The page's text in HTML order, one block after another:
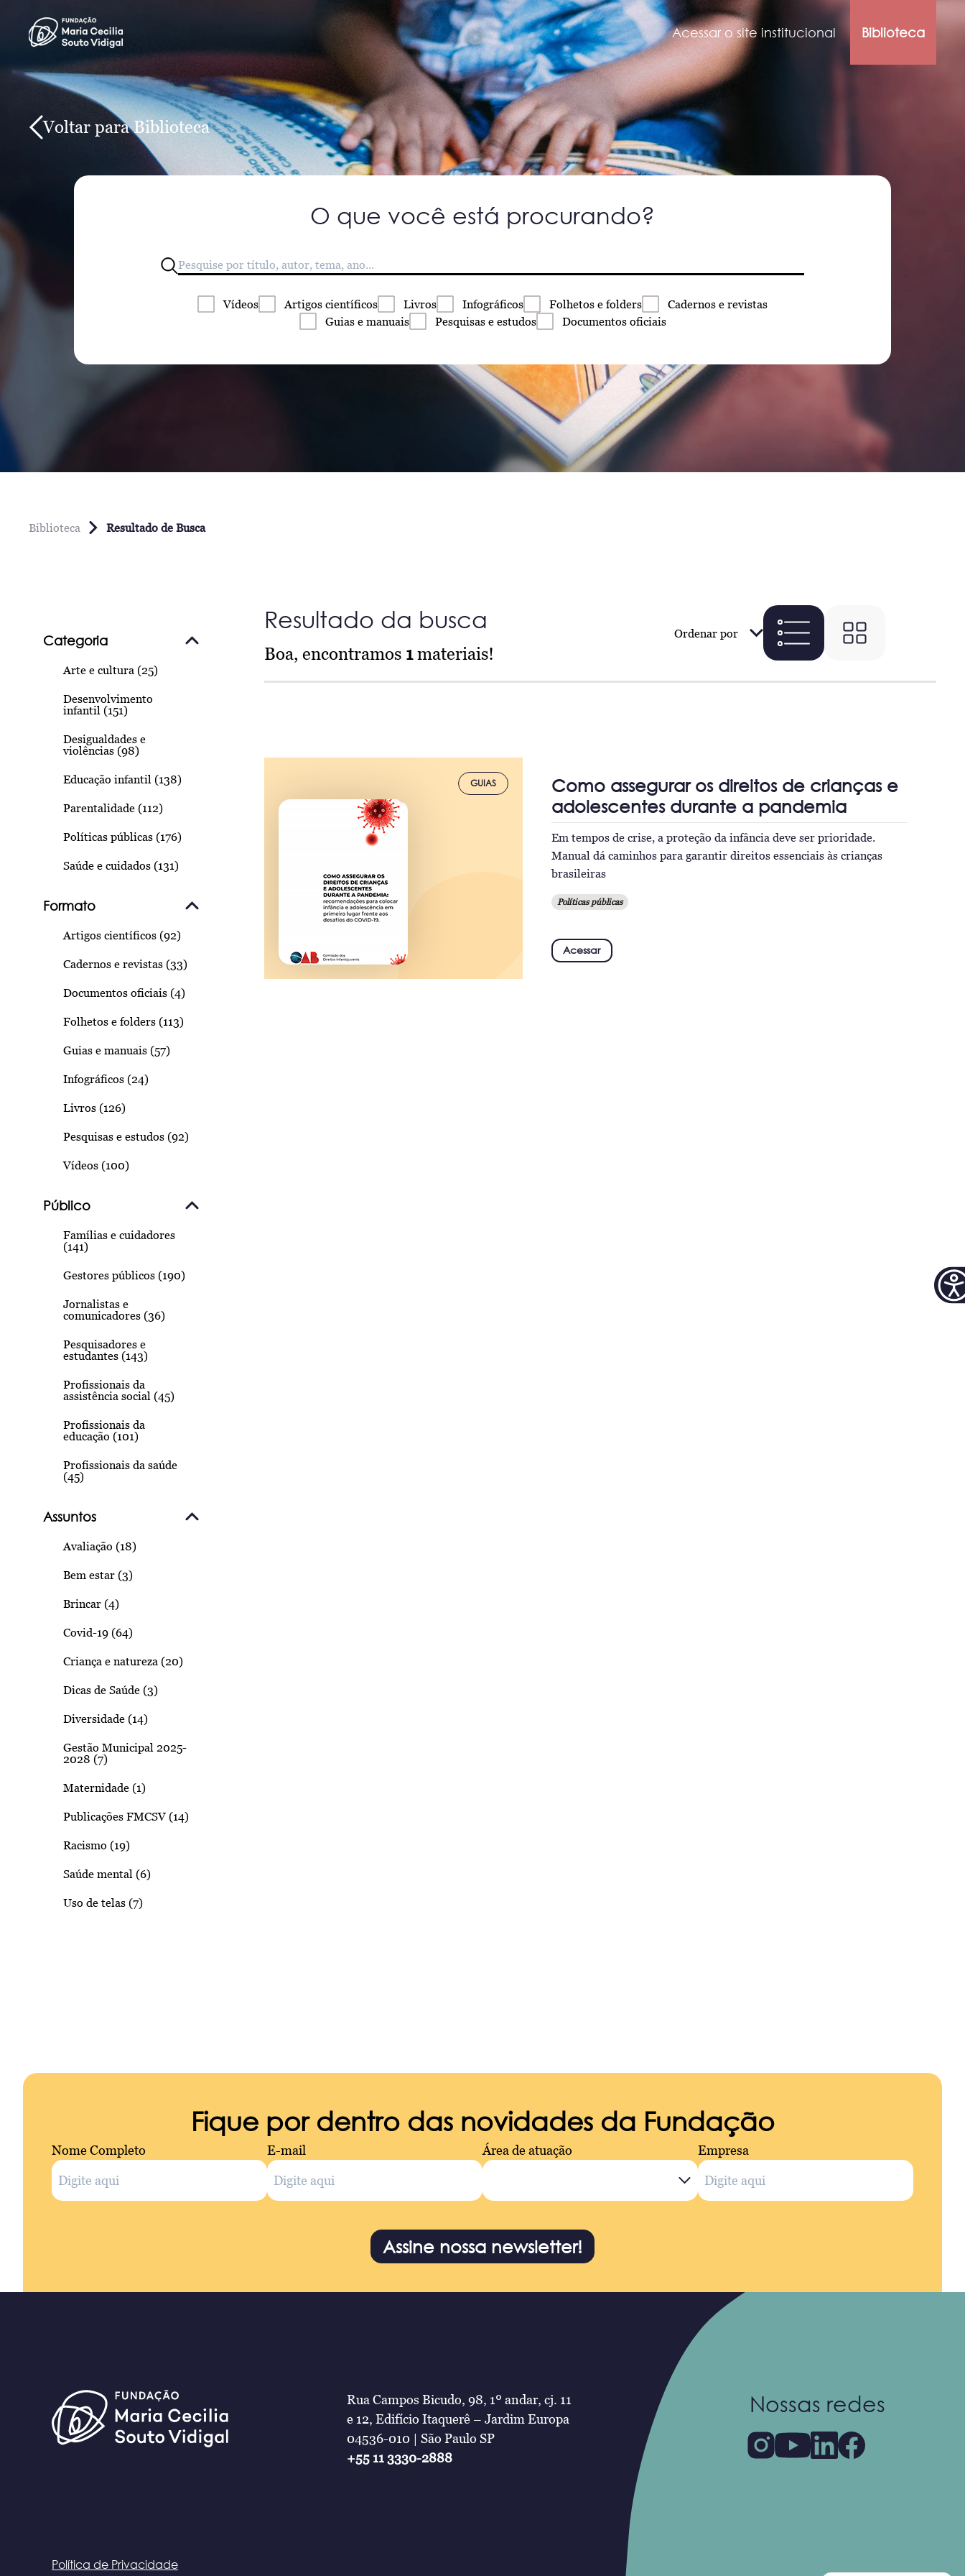
Acessar o site institucional Biblioteca
Voltar para Biblioteca
O que você está procurando?
Vídeos Artigos científicos Livros Infográficos Folhetos e folders Cadernos e revistas
Guias e manuais Pesquisas e estudos Documentos oficiais
Biblioteca Resultado de Busca
Categoria
Arte e cultura (25)
Desenvolvimento
infantil (151)
Desigualdades e
violências (98)
Educação infantil (138)
Parentalidade (112)
Políticas públicas (176)
Saúde e cuidados (131)
Formato
Artigos científicos (92)
Cadernos e revistas (33)
Documentos oficiais (4)
Folhetos e folders (113)
Guias e manuais (57)
Infográficos (24)
Livros (126)
Pesquisas e estudos (92)
Vídeos (100)
Público
Famílias e cuidadores
(141)
Gestores públicos (190)
Jornalistas e
comunicadores (36)
Pesquisadores e
estudantes (143)
Profissionais da
assistência social (45)
Profissionais da
educação (101)
Profissionais da saúde
(45)
Assuntos
Avaliação (18)
Bem estar (3)
Brincar (4)
Covid-19 (64)
Criança e natureza (20)
Dicas de Saúde (3)
Diversidade (14)
Gestão Municipal 2025-
2028 (7)
Maternidade (1)
Publicações FMCSV (14)
Racismo (19)
Saúde mental (6)
Uso de telas (7)
Resultado da busca
Boa, encontramos 1materiais!
Ordenar por
GUIAS
Como assegurar os direitos de crianças e
adolescentes durante a pandemia
Em tempos de crise, a proteção da infância deve ser prioridade.
Manual dá caminhos para garantir direitos essenciais às crianças
brasileiras
Políticas públicas
Acessar
Fique por dentro das novidades da Fundação
Nome Completo E-mail Área de atuação Empresa
Assine nossa newsletter!
Rua Campos Bicudo, 98, 1º andar, cj. 11
e 12, Edifício Itaquerê – Jardim Europa
04536-010 | São Paulo SP
+55 11 3330-2888
Nossas redes
Política de Privacidade